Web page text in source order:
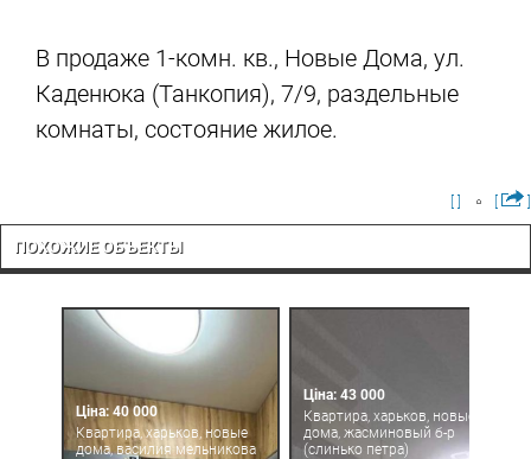
В продаже 1-комн. кв., Новые Дома, ул.
Каденюка (Танкопия), 7/9, раздельные
комнаты, состояние жилое.
ПОХОЖИЕ ОБЪЕКТЫ
Ціна: 40 000
Квартира, харьков, новые
дома, василия мельникова
Ціна: 43 000
Квартира, харьков, новые
дома, жасминовый б-р
(слинько петра)